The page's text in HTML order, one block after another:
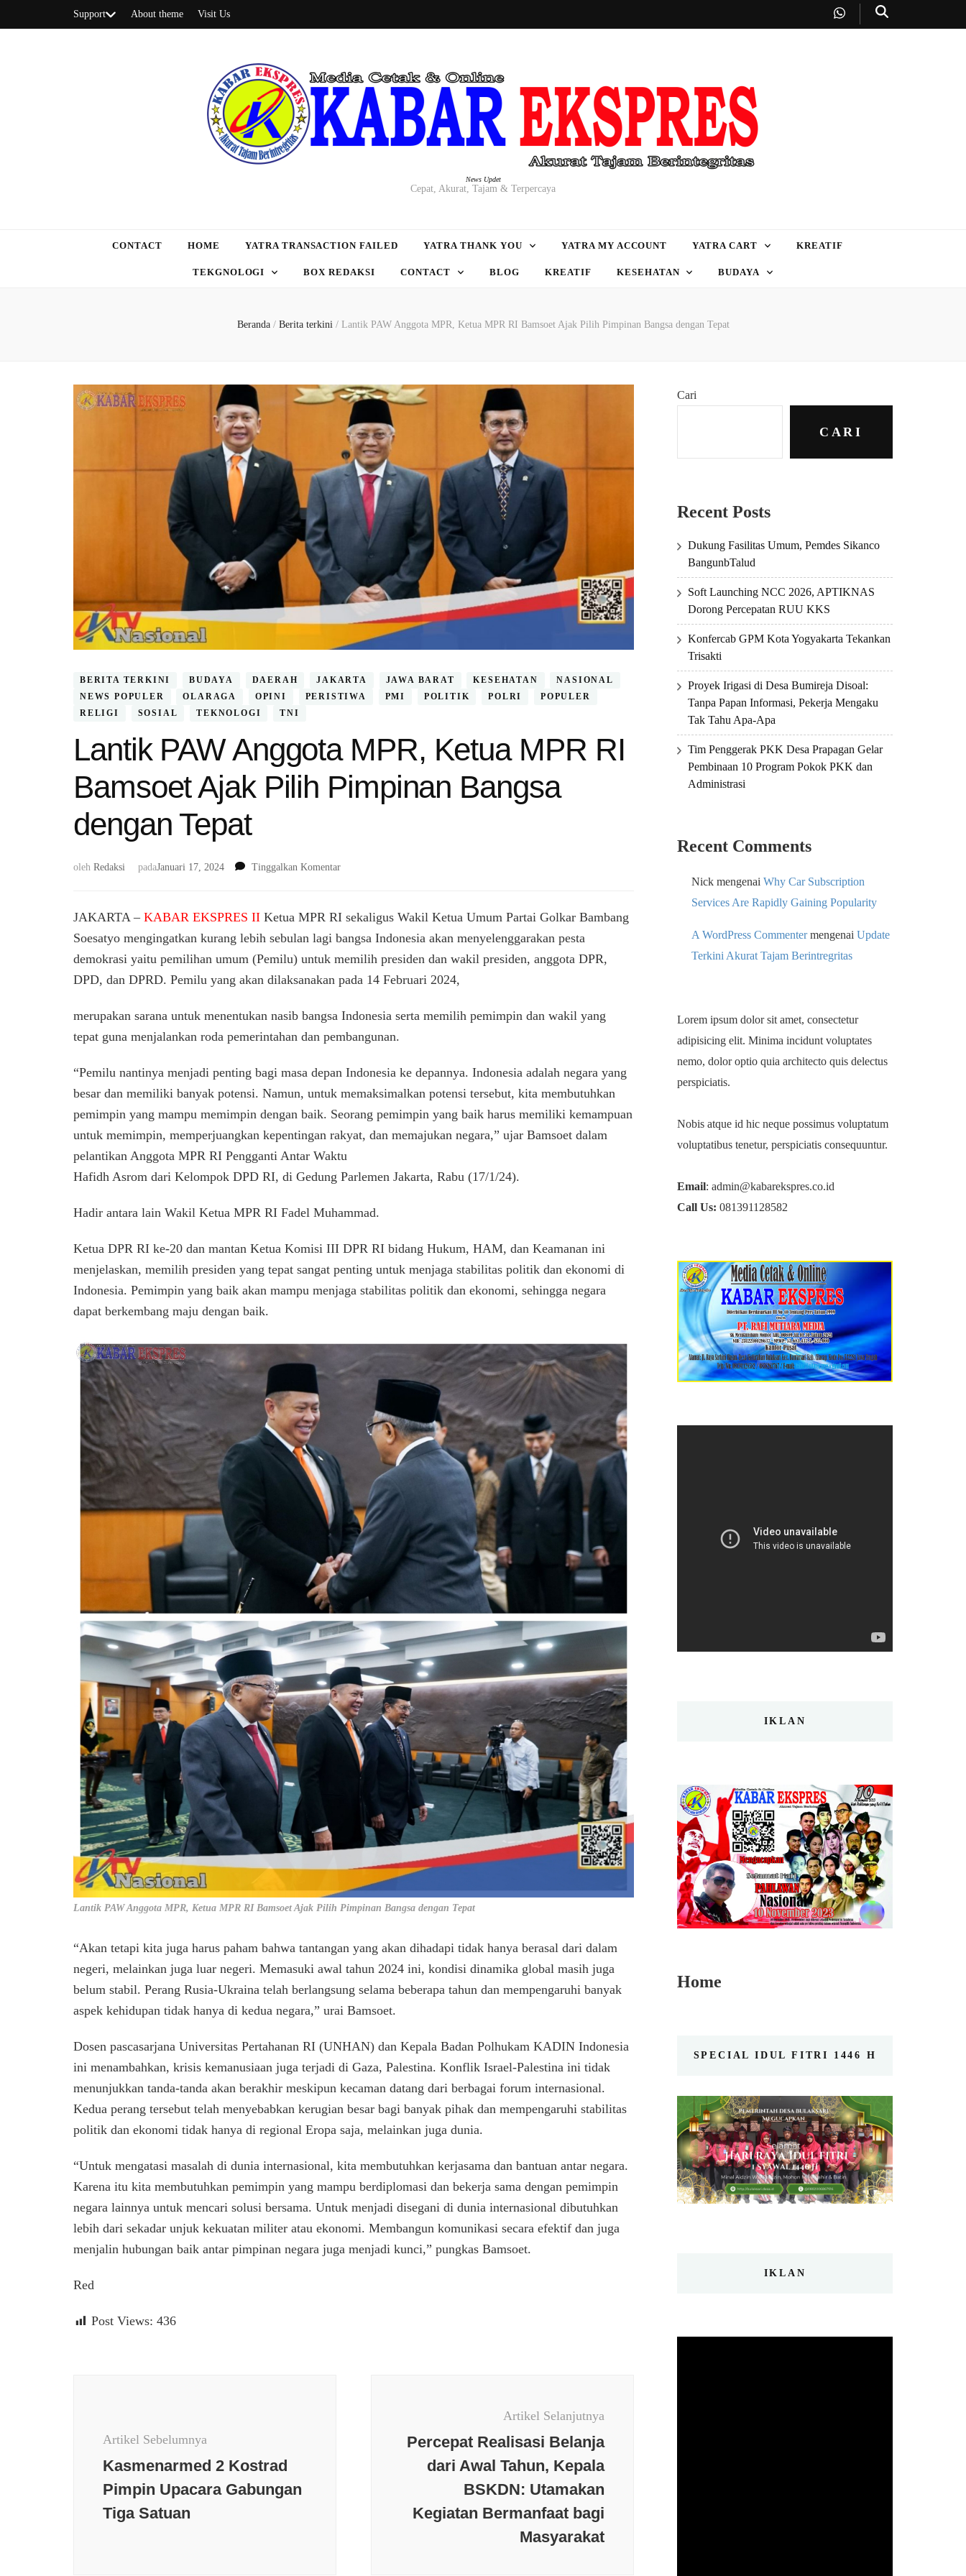
Support About theme Visit Us
News Updet
Cepat, Akurat, Tajam & Terpercaya
CONTACT HOME YATRA TRANSACTION FAILED YATRA THANK YOU YATRA MY ACCOUNT YATRA CART KREATIF
TEKGNOLOGI BOX REDAKSI CONTACT BLOG KREATIF KESEHATAN BUDAYA
Beranda / Berita terkini / Lantik PAW Anggota MPR, Ketua MPR RI Bamsoet Ajak Pilih Pimpinan Bangsa dengan Tepat
BERITA TERKINI BUDAYA DAERAH JAKARTA JAWA BARAT KESEHATAN
NASIONAL
NEWS POPULER
OLARAGA OPINI PERISTIWA PMI POLITIK POLRI
POPULER
RELIGI
SOSIAL TEKNOLOGI TNI
Lantik PAW Anggota MPR, Ketua MPR RI
Bamsoet Ajak Pilih Pimpinan Bangsa
dengan Tepat
oleh Redaksi padaJanuari 17, 2024 Tinggalkan Komentarpada
Anggota
Ketua
MPR
Bamsoet
Pilih
Pimpinan
Bangsa
Tepat
JAKARTA – KABAR EKSPRES II Ketua MPR RI sekaligus Wakil Ketua Umum Partai Golkar Bambang
Soesatyo mengingatkan kurang lebih sebulan lagi bangsa Indonesia akan menyelenggarakan pesta
demokrasi yaitu pemilihan umum (Pemilu) untuk memilih presiden dan wakil presiden, anggota DPR,
DPD, dan DPRD. Pemilu yang akan dilaksanakan pada 14 Februari 2024,
merupakan sarana untuk menentukan nasib bangsa Indonesia serta memilih pemimpin dan wakil yang
tepat guna menjalankan roda pemerintahan dan pembangunan.
“Pemilu nantinya menjadi penting bagi masa depan Indonesia ke depannya. Indonesia adalah negara yang
besar dan memiliki banyak potensi. Namun, untuk memaksimalkan potensi tersebut, kita membutuhkan
pemimpin yang mampu memimpin dengan baik. Seorang pemimpin yang baik harus memiliki kemampuan
untuk memimpin, memperjuangkan kepentingan rakyat, dan memajukan negara,” ujar Bamsoet dalam
pelantikan Anggota MPR RI Pengganti Antar Waktu
Hafidh Asrom dari Kelompok DPD RI, di Gedung Parlemen Jakarta, Rabu (17/1/24).
Hadir antara lain Wakil Ketua MPR RI Fadel Muhammad.
Ketua DPR RI ke-20 dan mantan Ketua Komisi III DPR RI bidang Hukum, HAM, dan Keamanan ini
menjelaskan, memilih presiden yang tepat sangat penting untuk menjaga stabilitas politik dan ekonomi di
Indonesia. Pemimpin yang baik akan mampu menjaga stabilitas politik dan ekonomi, sehingga negara
dapat berkembang maju dengan baik.
Lantik PAW Anggota MPR, Ketua MPR RI Bamsoet Ajak Pilih Pimpinan Bangsa dengan Tepat
“Akan tetapi kita juga harus paham bahwa tantangan yang akan dihadapi tidak hanya berasal dari dalam
negeri, melainkan juga luar negeri. Memasuki awal tahun 2024 ini, kondisi dinamika global masih juga
belum stabil. Perang Rusia-Ukraina telah berlangsung selama beberapa tahun dan mempengaruhi banyak
aspek kehidupan tidak hanya di kedua negara,” urai Bamsoet.
Dosen pascasarjana Universitas Pertahanan RI (UNHAN) dan Kepala Badan Polhukam KADIN Indonesia
ini menambahkan, krisis kemanusiaan juga terjadi di Gaza, Palestina. Konflik Israel-Palestina ini tidak
menunjukkan tanda-tanda akan berakhir meskipun kecaman datang dari berbagai forum internasional.
Kedua perang tersebut telah menyebabkan kerugian besar bagi banyak pihak dan mempengaruhi stabilitas
politik dan ekonomi tidak hanya di regional Eropa saja, melainkan juga dunia.
“Untuk mengatasi masalah di dunia internasional, kita membutuhkan kerjasama dan bantuan antar negara.
Karena itu kita membutuhkan pemimpin yang mampu berdiplomasi dan bekerja sama dengan pemimpin
negara lainnya untuk mencari solusi bersama. Untuk menjadi disegani di dunia internasional dibutuhkan
lebih dari sekadar unjuk kekuatan militer atau ekonomi. Membangun komunikasi secara efektif dan juga
menjalin hubungan baik antar pimpinan negara juga menjadi kunci,” pungkas Bamsoet.
Red
Post Views: 436
Artikel Sebelumnya
Kasmenarmed 2 Kostrad
Pimpin Upacara Gabungan
Tiga Satuan
Artikel Selanjutnya
Percepat Realisasi Belanja
dari Awal Tahun, Kepala
BSKDN: Utamakan
Kegiatan Bermanfaat bagi
Masyarakat
Berita terkini Budaya
Cari
CARI
Recent Posts
Dukung Fasilitas Umum, Pemdes Sikanco
BangunbTalud
Soft Launching NCC 2026, APTIKNAS
Dorong Percepatan RUU KKS
Konfercab GPM Kota Yogyakarta Tekankan
Trisakti
Proyek Irigasi di Desa Bumireja Disoal:
Tanpa Papan Informasi, Pekerja Mengaku
Tak Tahu Apa-Apa
Tim Penggerak PKK Desa Prapagan Gelar
Pembinaan 10 Program Pokok PKK dan
Administrasi
Recent Comments
Nick mengenai Why Car Subscription
Services Are Rapidly Gaining Popularity
A WordPress Commentermengenai Update
Terkini Akurat Tajam Berintregritas
Lorem ipsum dolor sit amet, consectetur
adipisicing elit. Minima incidunt voluptates
nemo, dolor optio quia architecto quis delectus
perspiciatis.
Nobis atque id hic neque possimus voluptatum
voluptatibus tenetur, perspiciatis consequuntur.
Email: admin@kabarekspres.co.id
Call Us: 081391128582
IKLAN
Home
SPECIAL IDUL FITRI 1446 H
IKLAN